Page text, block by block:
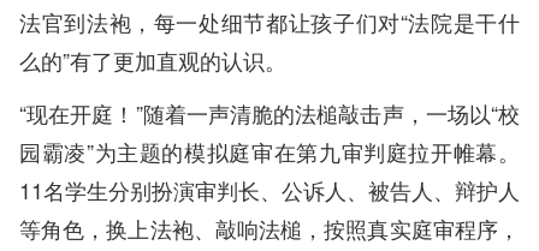
法官到法袍，每一处细节都让孩子们对“法院是干什
么的”有了更加直观的认识。
“现在开庭！”随着一声清脆的法槌敲击声，一场以“校
园霸凌”为主题的模拟庭审在第九审判庭拉开帷幕。
11名学生分别扮演审判长、公诉人、被告人、辩护人
等角色，换上法袍、敲响法槌，按照真实庭审程序，